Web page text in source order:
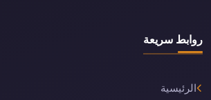
روابط سريعة
الرئيسية